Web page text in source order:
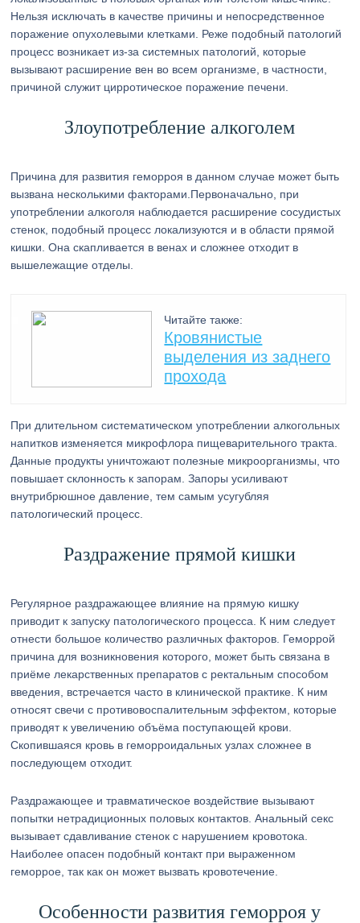
Нельзя исключать в качестве причины и непосредственное
поражение опухолевыми клетками. Реже подобный патологий
процесс возникает из-за системных патологий, которые
вызывают расширение вен во всем организме, в частности,
причиной служит цирротическое поражение печени.
Злоупотребление алкоголем
Причина для развития геморроя в данном случае может быть
вызвана несколькими факторами.Первоначально, при
употреблении алкоголя наблюдается расширение сосудистых
стенок, подобный процесс локализуются и в области прямой
кишки. Она скапливается в венах и сложнее отходит в
вышележащие отделы.
Читайте также:
Кровянистые
выделения из заднего
прохода
При длительном систематическом употреблении алкогольных
напитков изменяется микрофлора пищеварительного тракта.
Данные продукты уничтожают полезные микроорганизмы, что
повышает склонность к запорам. Запоры усиливают
внутрибрюшное давление, тем самым усугубляя
патологический процесс.
Раздражение прямой кишки
Регулярное раздражающее влияние на прямую кишку
приводит к запуску патологического процесса. К ним следует
отнести большое количество различных факторов. Геморрой
причина для возникновения которого, может быть связана в
приёме лекарственных препаратов с ректальным способом
введения, встречается часто в клинической практике. К ним
относят свечи с противовоспалительным эффектом, которые
приводят к увеличению объёма поступающей крови.
Скопившаяся кровь в геморроидальных узлах сложнее в
последующем отходит.
Раздражающее и травматическое воздействие вызывают
попытки нетрадиционных половых контактов. Анальный секс
вызывает сдавливание стенок с нарушением кровотока.
Наиболее опасен подобный контакт при выраженном
геморрое, так как он может вызвать кровотечение.
Особенности развития геморроя у